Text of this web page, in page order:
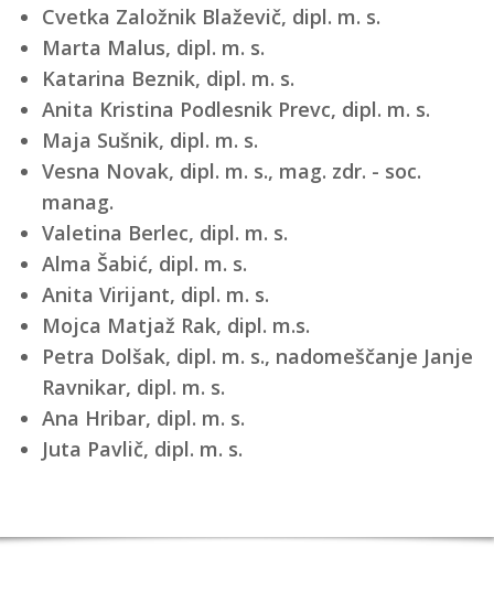
Cvetka Založnik Blaževič, dipl. m. s.
Marta Malus, dipl. m. s.
Katarina Beznik, dipl. m. s.
Anita Kristina Podlesnik Prevc, dipl. m. s.
Maja Sušnik, dipl. m. s.
Vesna Novak, dipl. m. s., mag. zdr. - soc.
manag.
Valetina Berlec, dipl. m. s.
Alma Šabić, dipl. m. s.
Anita Virijant, dipl. m. s.
Mojca Matjaž Rak, dipl. m.s.
Petra Dolšak, dipl. m. s., nadomeščanje Janje
Ravnikar, dipl. m. s.
Ana Hribar, dipl. m. s.
Juta Pavlič, dipl. m. s.